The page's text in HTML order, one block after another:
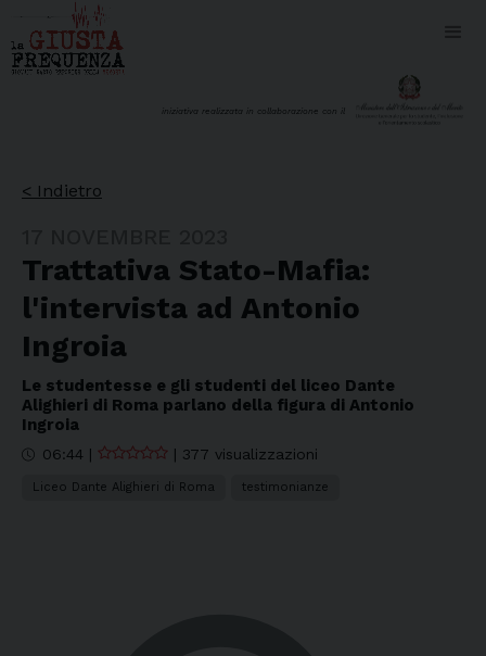
iniziativa realizzata in collaborazione con il
< Indietro
Trattativa Stato-Mafia:
l'intervista ad Antonio
Ingroia
Le studentesse e gli studenti del liceo Dante
Alighieri di Roma parlano della figura di Antonio
Ingroia
06:44 | | 377 visualizzazioni
Liceo Dante Alighieri di Roma testimonianze